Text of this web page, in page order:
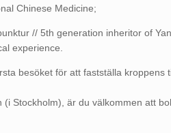
Chinese Medicine;
// 5th generation inheritor of
experience.
besöket för att fastställa kroppens
Stockholm), är du välkommen att